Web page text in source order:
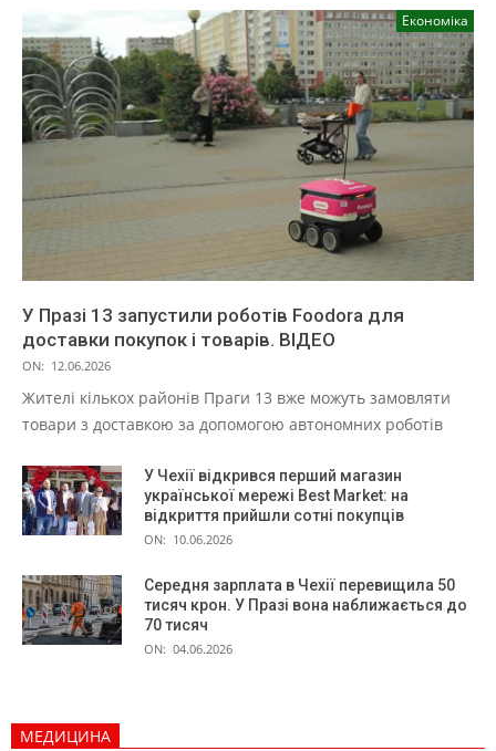
Економіка
У Празі 13 запустили роботів Foodora для
доставки покупок і товарів. ВІДЕО
ON: 12.06.2026
Жителі кількох районів Праги 13 вже можуть замовляти
товари з доставкою за допомогою автономних роботів
У Чехії відкрився перший магазин
української мережі Best Market: на
відкриття прийшли сотні покупців
ON: 10.06.2026
Середня зарплата в Чехії перевищила 50
тисяч крон. У Празі вона наближається до
70 тисяч
ON: 04.06.2026
МЕДИЦИНА